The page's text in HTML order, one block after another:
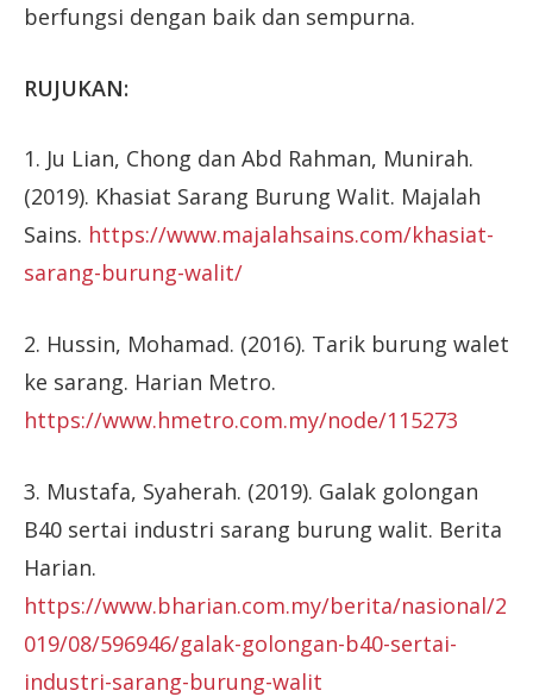
berfungsi dengan baik dan sempurna.
RUJUKAN:
1. Ju Lian, Chong dan Abd Rahman, Munirah.
(2019). Khasiat Sarang Burung Walit. Majalah
Sains. https://www.majalahsains.com/khasiat-
sarang-burung-walit/
2. Hussin, Mohamad. (2016). Tarik burung walet
ke sarang. Harian Metro.
https://www.hmetro.com.my/node/115273
3. Mustafa, Syaherah. (2019). Galak golongan
B40 sertai industri sarang burung walit. Berita
Harian.
https://www.bharian.com.my/berita/nasional/2
019/08/596946/galak-golongan-b40-sertai-
industri-sarang-burung-walit